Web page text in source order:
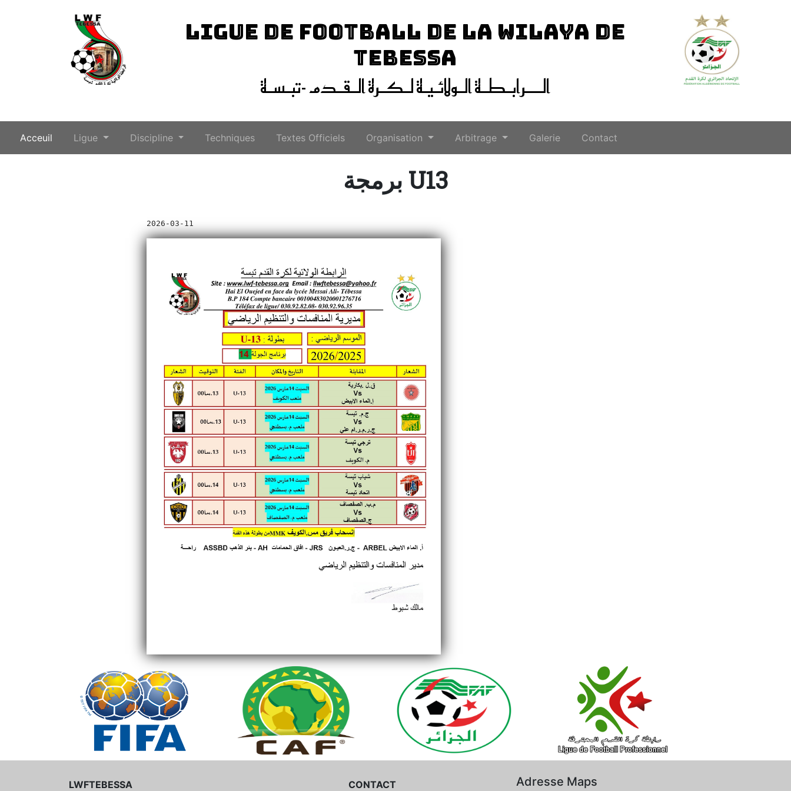
LIGUE DE FOOTBALL DE LA WILAYA DE
TEBESSA
الـــرابـطـة الـولائـيـة لـكـرة الـقـدم -تبـسـة
Acceuil (current)
Ligue Discipline Techniques Textes Officiels Organisation Arbitrage Galerie Contact
برمجة U13
2026-03-11
LWFTEBESSA CONTACT Adresse Maps